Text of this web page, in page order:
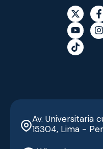
Av. Universitaria
15304, Lima -